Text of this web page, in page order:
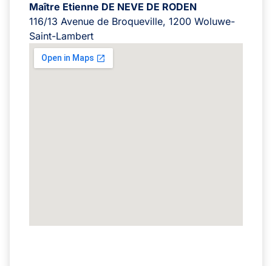
Maître Etienne DE NEVE DE RODEN
116/13 Avenue de Broqueville, 1200 Woluwe-
Saint-Lambert